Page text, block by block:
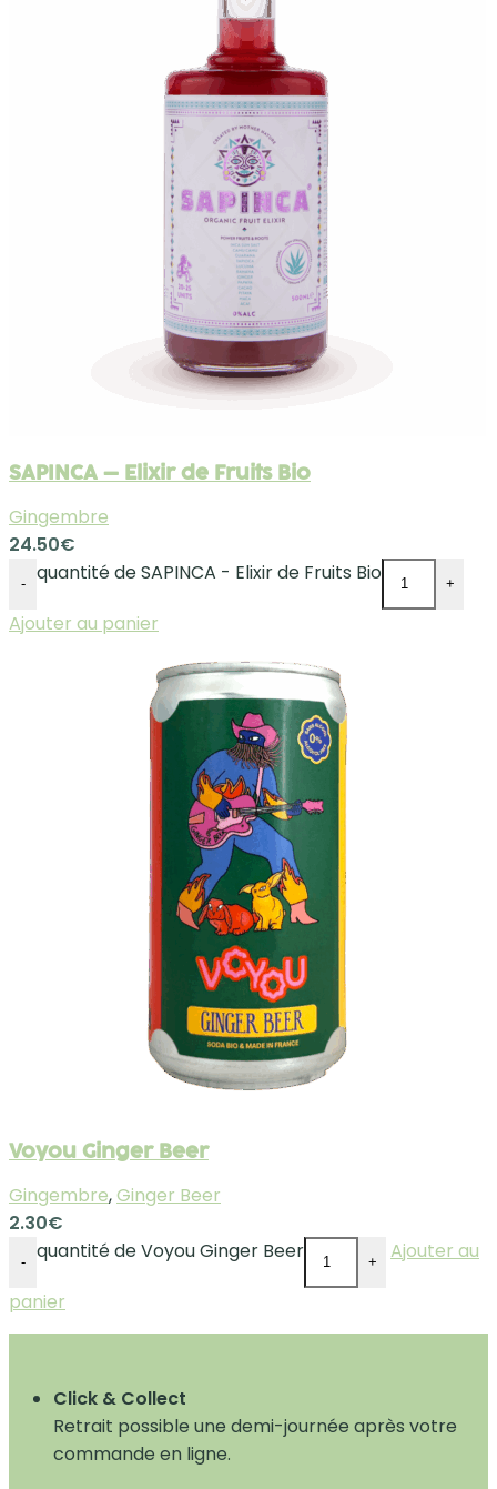
SAPINCA – Elixir de Fruits Bio
Gingembre
24.50€
- quantité de SAPINCA - Elixir de Fruits Bio +
Ajouter au panier
Voyou Ginger Beer
Gingembre,Ginger Beer
2.30€
- quantité de Voyou Ginger Beer +
Ajouter au
panier
Click & Collect
Retrait possible une demi-journée après votre
commande en ligne.